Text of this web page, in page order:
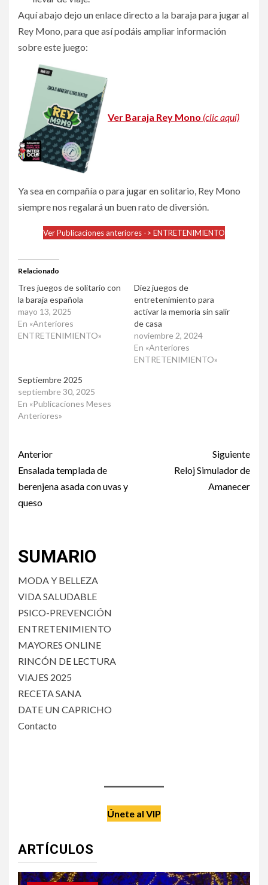
Aquí abajo dejo un enlace directo a la baraja para jugar al
Rey Mono, para que así podáis ampliar información
sobre este juego:
Ver Baraja Rey Mono (clic aquí)
Ya sea en compañía o para jugar en solitario, Rey Mono
siempre nos regalará un buen rato de diversión.
Ver Publicaciones anteriores -> ENTRETENIMIENTO
Relacionado
Tres juegos de solitario con
la baraja española
mayo 13, 2025
En «Anteriores
ENTRETENIMIENTO»
Diez juegos de
entretenimiento para
activar la memoria sin salir
de casa
noviembre 2, 2024
En «Anteriores
ENTRETENIMIENTO»
Septiembre 2025
septiembre 30, 2025
En «Publicaciones Meses
Anteriores»
Post
navigation
Anterior
Ensalada templada de
berenjena asada con uvas y
queso
Siguiente
Reloj Simulador de
Amanecer
SUMARIO
MODA Y BELLEZA
VIDA SALUDABLE
PSICO-PREVENCIÓN
ENTRETENIMIENTO
MAYORES ONLINE
RINCÓN DE LECTURA
VIAJES 2025
RECETA SANA
DATE UN CAPRICHO
Contacto
Únete al VIP
ARTÍCULOS